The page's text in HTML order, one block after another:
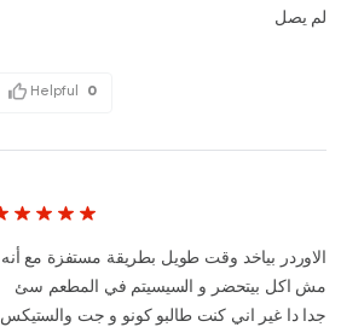
لم يصل
Helpful 0
الاوردر بياخد وقت طويل بطريقة مستفزة مع أنه
مش اكل بيتحضر و السيسيتم في المطعم سئ
جدا دا غير اني كنت طالبو كونو و جت والستيكس